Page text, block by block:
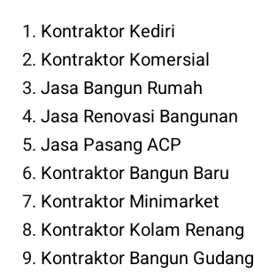
Kontraktor Kediri
Kontraktor Komersial
Jasa Bangun Rumah
Jasa Renovasi Bangunan
Jasa Pasang ACP
Kontraktor Bangun Baru
Kontraktor Minimarket
Kontraktor Kolam Renang
Kontraktor Bangun Gudang